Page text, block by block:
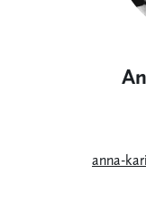
anna-